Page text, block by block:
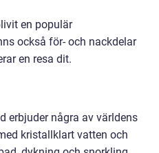
en populär
också för- och nackdelar
en resa dit.
erbjuder några av världens
kristallklart vatten och